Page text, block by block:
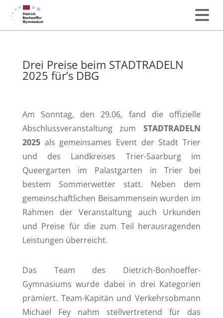
Drei Preise beim STADTRADELN
2025 für’s DBG
Am Sonntag, den 29.06, fand die offizielle
Abschlussveranstaltung zumSTADTRADELN
2025als gemeinsames Event der Stadt Trier
und des Landkreises Trier-Saarburg im
Queergarten im Palastgarten in Trier bei
bestem Sommerwetter statt. Neben dem
gemeinschaftlichen Beisammensein wurden im
Rahmen der Veranstaltung auch Urkunden
und Preise für die zum Teil herausragenden
Leistungen überreicht.
Das Team des Dietrich-Bonhoeffer-
Gymnasiums wurde dabei in drei Kategorien
prämiert. Team-Kapitän und Verkehrsobmann
Michael Fey nahm stellvertretend für das